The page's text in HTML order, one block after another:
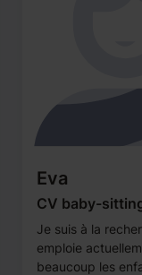
Eva
CV baby-
Je suis à la
emploie
beaucoup les